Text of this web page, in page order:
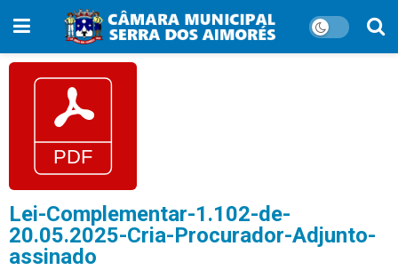
Lei-Complementar-1.102-de-
20.05.2025-Cria-Procurador-Adjunto-
assinado